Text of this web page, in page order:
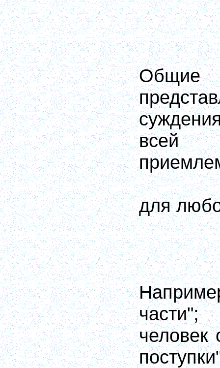
всей
для
человек